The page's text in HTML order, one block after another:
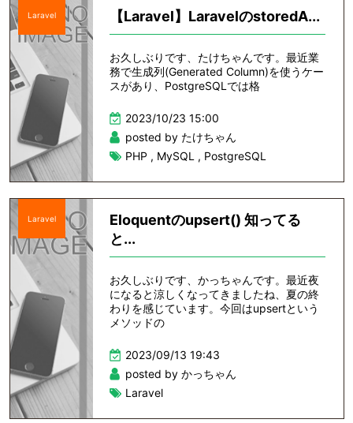
Laravel 【Laravel】LaravelのstoredA...
お久しぶりです、たけちゃんです。最近業
務で生成列(Generated Column)を使うケー
スがあり、PostgreSQLでは格
2023/10/23 15:00
posted by たけちゃん
PHP , MySQL , PostgreSQL
Laravel
Eloquentのupsert() 知ってる
と...
お久しぶりです、かっちゃんです。最近夜
になると涼しくなってきましたね、夏の終
わりを感じています。今回はupsertという
メソッドの
2023/09/13 19:43
posted by かっちゃん
Laravel